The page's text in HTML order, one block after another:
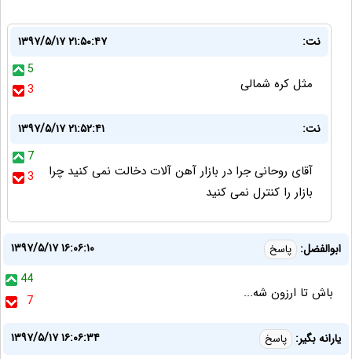
نت:
۱۳۹۷/۵/۱۷ ۲۱:۵۰:۴۷
5
3
مثل کره شمالی
نت:
۱۳۹۷/۵/۱۷ ۲۱:۵۲:۴۱
7
3
آقای روحانی جرا در بازار آهن آلات دخالت نمی کنید چرا
بازار را کنترل نمی کنید
ابوالفضل: پاسخ
۱۳۹۷/۵/۱۷ ۱۶:۰۶:۱۰
44
7
باش تا ارزون شه...
یارانه بگیر: پاسخ
۱۳۹۷/۵/۱۷ ۱۶:۰۶:۳۴